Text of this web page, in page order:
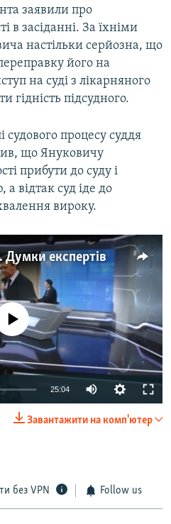
заявили про
в засіданні. За їхніми
настільки серйозна, що
його на
на суді з лікарняного
підсудного.
процесу суддя
що Януковичу
прибути до суду і
відтак суд іде до
вироку.
експертів
currently available
25:04
Завантажити на комп'ютер
без VPN Follow us